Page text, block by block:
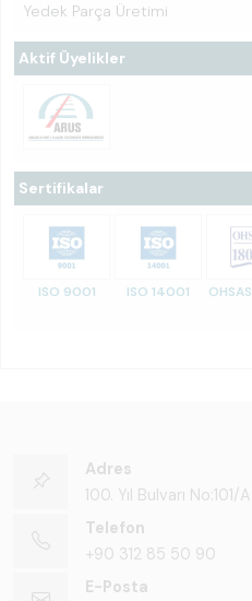
Yedek Parça Üretimi
Aktif Üyelikler
Sertifikalar
ISO 9001 ISO 14001
Adres
100. Yıl Bulvarı
Telefon
+90 312 85 50 90
E-Posta